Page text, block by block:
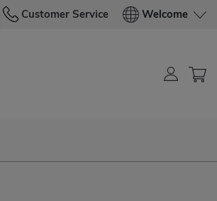
Customer Service Welcome